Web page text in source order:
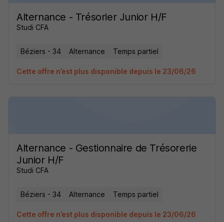
Alternance - Trésorier Junior H/F
Studi CFA
Béziers - 34 Alternance Temps partiel
Cette offre n’est plus disponible depuis le 23/06/26
Alternance - Gestionnaire de Trésorerie
Junior H/F
Studi CFA
Béziers - 34 Alternance Temps partiel
Cette offre n’est plus disponible depuis le 23/06/26